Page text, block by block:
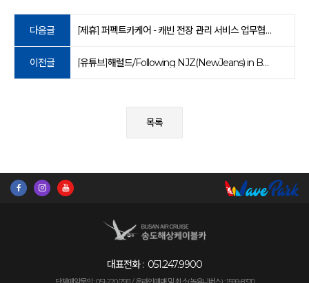
다음글 [제휴] 퍼펙트카케어 - 캐빈 전장 관리 서비스 업무협약식 (26.04.22)
이전글 [유튜브]해럴드/Following NJZ(NewJeans) in Busan편 (2025. 10. 15)
목록
대표전화 : 051.247.9900